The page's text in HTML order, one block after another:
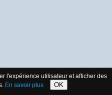
l'expérience utilisateur et afficher des
En savoir plus OK